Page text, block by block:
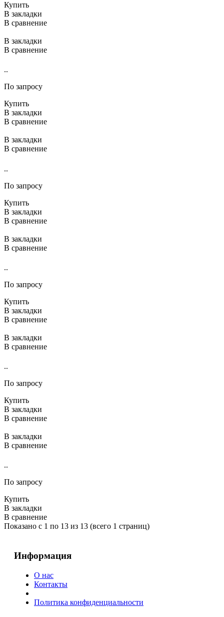
Купить
В закладки
В сравнение
В закладки
В сравнение
..
По запросу
Купить
В закладки
В сравнение
В закладки
В сравнение
..
По запросу
Купить
В закладки
В сравнение
В закладки
В сравнение
..
По запросу
Купить
В закладки
В сравнение
В закладки
В сравнение
..
По запросу
Купить
В закладки
В сравнение
В закладки
В сравнение
..
По запросу
Купить
В закладки
В сравнение
Показано с 1 по 13 из 13 (всего 1 страниц)
Информация
О нас
Контакты
Политика конфиденциальности